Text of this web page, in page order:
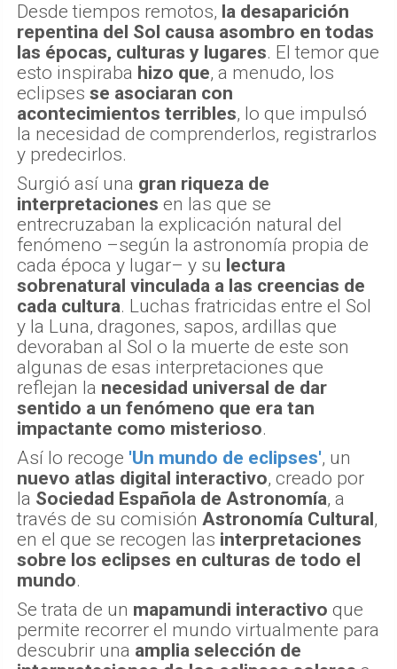
Desde tiempos remotos, la desaparición
repentina del Sol causa asombro en todas
las épocas, culturas y lugares. El temor que
esto inspiraba hizo que, a menudo, los
eclipses se asociaran con
acontecimientos terribles, lo que impulsó
la necesidad de comprenderlos, registrarlos
y predecirlos.
Surgió así una gran riqueza de
interpretaciones en las que se
entrecruzaban la explicación natural del
fenómeno –según la astronomía propia de
cada época y lugar– y su lectura
sobrenatural vinculada a las creencias de
cada cultura. Luchas fratricidas entre el Sol
y la Luna, dragones, sapos, ardillas que
devoraban al Sol o la muerte de este son
algunas de esas interpretaciones que
reflejan la necesidad universal de dar
sentido a un fenómeno que era tan
impactante como misterioso.
Así lo recoge 'Un mundo de eclipses', un
nuevo atlas digital interactivo, creado por
la Sociedad Española de Astronomía, a
través de su comisión Astronomía Cultural ,
en el que se recogen las interpretaciones
sobre los eclipses en culturas de todo el
mundo.
Se trata de un mapamundi interactivo que
permite recorrer el mundo virtualmente para
descubrir una amplia selección de